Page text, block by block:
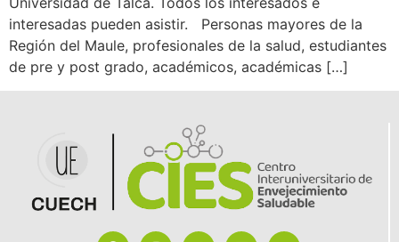
interesadas pueden asistir. Personas mayores de la
Región del Maule, profesionales de la salud, estudiantes
de pre y post grado, académicos, académicas […]